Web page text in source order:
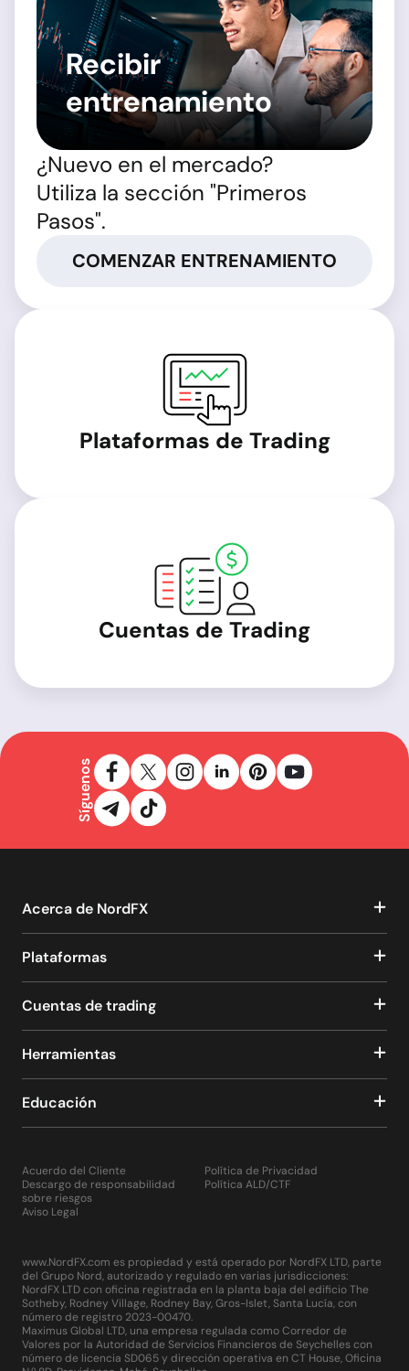
Recibir
entrenamiento
¿Nuevo en el mercado?
Utiliza la sección "Primeros
Pasos".
COMENZAR ENTRENAMIENTO
Plataformas de Trading
Cuentas de Trading
Síguenos
Acerca de NordFX
Plataformas
Cuentas de trading
Herramientas
Educación
Acuerdo del Cliente
Descargo de responsabilidad
sobre riesgos
Aviso Legal
Política de Privacidad
Política ALD/CTF
www.NordFX.com es propiedad y está operado por NordFX LTD, parte
del Grupo Nord, autorizado y regulado en varias jurisdicciones:
NordFX LTD con oficina registrada en la planta baja del edificio The
Sotheby, Rodney Village, Rodney Bay, Gros-Islet, Santa Lucía, con
número de registro 2023-00470.
Maximus Global LTD, una empresa regulada como Corredor de
Valores por la Autoridad de Servicios Financieros de Seychelles con
número de licencia SD065 y dirección operativa en CT House, Oficina